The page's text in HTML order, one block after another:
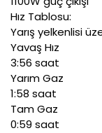
Hız Tablosu:
Yarış yelkenlisi
Yavaş Hız :
3:56 saat
Yarım Gaz
1:58 saat
Tam Gaz : 8.4
0:59 saat